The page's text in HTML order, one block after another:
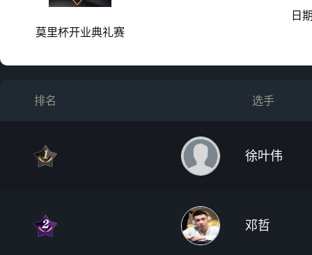
莫里杯开业典礼赛
日
排名 选手
徐叶伟
邓哲